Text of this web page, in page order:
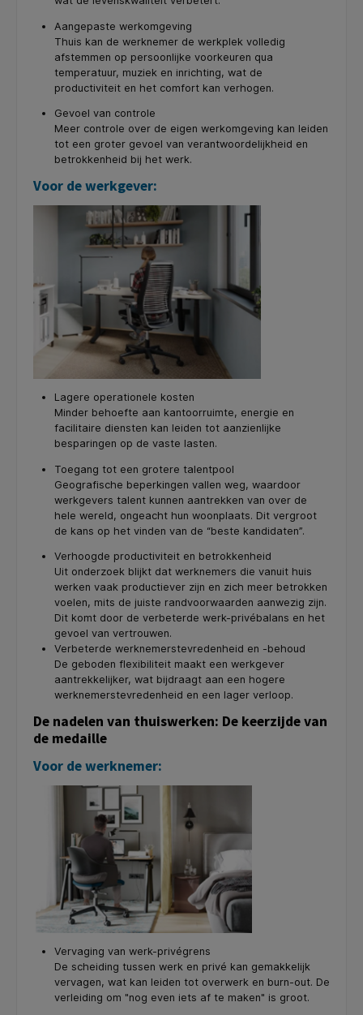
Aangepaste werkomgeving
Thuis kan de werknemer de werkplek volledig
afstemmen op persoonlijke voorkeuren qua
temperatuur, muziek en inrichting, wat de
productiviteit en het comfort kan verhogen.
Gevoel van controle
Meer controle over de eigen werkomgeving kan leiden
tot een groter gevoel van verantwoordelijkheid en
betrokkenheid bij het werk.
Voor de werkgever:
Lagere operationele kosten
Minder behoefte aan kantoorruimte, energie en
facilitaire diensten kan leiden tot aanzienlijke
besparingen op de vaste lasten.
Toegang tot een grotere talentpool
Geografische beperkingen vallen weg, waardoor
werkgevers talent kunnen aantrekken van over de
hele wereld, ongeacht hun woonplaats. Dit vergroot
de kans op het vinden van de “beste kandidaten”.
Verhoogde productiviteit en betrokkenheid
Uit onderzoek blijkt dat werknemers die vanuit huis
werken vaak productiever zijn en zich meer betrokken
voelen, mits de juiste randvoorwaarden aanwezig zijn.
Dit komt door de verbeterde werk-privébalans en het
gevoel van vertrouwen.
Verbeterde werknemerstevredenheid en -behoud
De geboden flexibiliteit maakt een werkgever
aantrekkelijker, wat bijdraagt aan een hogere
werknemerstevredenheid en een lager verloop.
De nadelen van thuiswerken: De keerzijde van
de medaille
Voor de werknemer:
Vervaging van werk-privégrens
De scheiding tussen werk en privé kan gemakkelijk
vervagen, wat kan leiden tot overwerk en burn-out. De
verleiding om "nog even iets af te maken" is groot.